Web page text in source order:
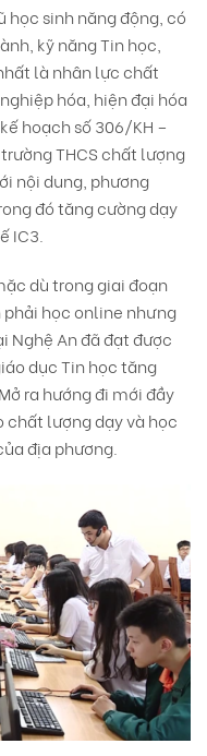
sinh năng động, có
kỹ năng Tin học,
là nhân lực chất
hóa, hiện đại hóa
hoạch số 306/KH –
THCS chất lượng
nội dung, phương
đó tăng cường dạy
IC3.
dù trong giai đoạn
phải học online nhưng
Nghệ An đã đạt được
dục Tin học tăng
ra hướng đi mới đầy
chất lượng dạy và học
địa phương.